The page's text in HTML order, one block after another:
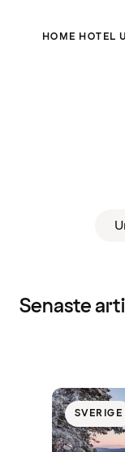
HOME HOTEL
Senaste
SVERIGE